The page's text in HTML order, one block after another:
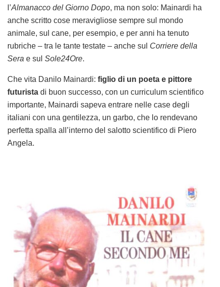
l’Almanacco del Giorno Dopo, ma non solo: Mainardi ha
anche scritto cose meravigliose sempre sul mondo
animale, sul cane, per esempio, e per anni ha tenuto
rubriche – tra le tante testate – anche sul Corriere della
Sera e sul Sole24Ore.
Che vita Danilo Mainardi: figlio di un poeta e pittore
futurista di buon successo, con un curriculum scientifico
importante, Mainardi sapeva entrare nelle case degli
italiani con una gentilezza, un garbo, che lo rendevano
perfetta spalla all’interno del salotto scientifico di Piero
Angela.